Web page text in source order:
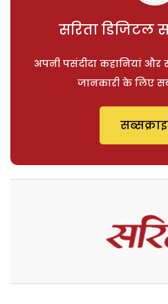
सरिता डिजिटल
अपनी पसंदीदा कहानियां और
जानकारी के लिए